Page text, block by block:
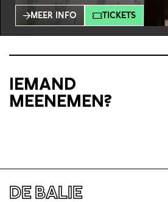
present a form of resistance.
an introduction by Bojan Fajfrić,
MEER INFO TICKETS
IEMAND
MEENEMEN?
DE BALIE